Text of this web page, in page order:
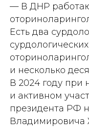
— В ДНР
Есть два
и несколько
В 2024 году при
и активном
президента РФ